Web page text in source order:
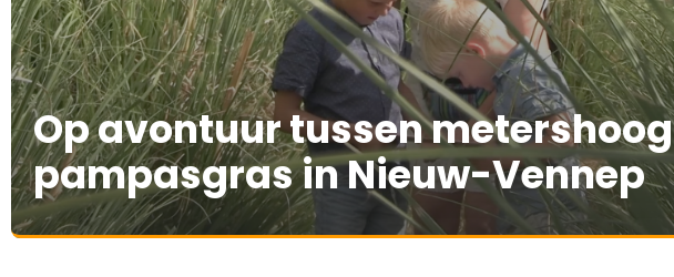
Op avontuur tussen metershoog
pampasgras in Nieuw-Vennep